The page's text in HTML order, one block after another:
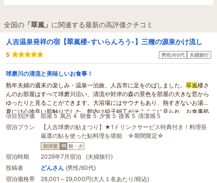
全国の 「翠嵐」 に関連する最新の高評価クチコミ
人吉温泉発祥の宿【翠嵐楼-すいらんろう-】三種の源泉かけ流し
5 男性/60代 夫婦旅行
球磨川の清流と美味しいお食事！
熟年夫婦の週末の楽しみ・温泉一泊旅、人吉市に足をのばしました。 翠嵐楼さ
んのお部屋はすべて球磨川沿い、清流や対岸の森の景色を部屋の大きな窓から
ゆったりと見ることができます。大浴場にはサウナもあり、熱すぎないお湯も
夏には心地良い肌触りでした。館内は組子細工がそこここに見られ、お食事処
も和風装飾で仕切られていました。夕食の鮎のお造りは絶品！その骨を揚げた
骨せんべいも美味しかったです。ぷっくりした鮎の塩焼きも堪能、前菜から鯛
出汁のトウモロコシご飯まですべて良いお味でした。さらに人吉・球磨の色々
な焼酎を丸く綺麗な温泉水の氷でいただき気分ウキウキでした。朝ごはんのお
かずも、鰹節たっぷりの卵かけご飯も皆美味しかったです！サービスの皆さん
もにこやかに丁寧に説明してくださり、とても感じ良く、くまモンの鮎キーホ
ルダーまでいただき、是非またうかがいたいと思いました。
項目別評価 部屋 5 風呂 4 朝食 5 夕食 5 接客 5 清潔感 5
宿泊プラン
【人吉球磨の鮎まつり】★1ドリンクサービス特典付き！料理長
厳選の鮎を使った鮎料理を堪能 ☆期間限定☆
和洋室 朝・夕
宿泊時期
2026年7月宿泊 (夫婦旅行)
投稿者
どんさん (男性/60代)
宿泊価格帯
28,001～29,000円(大人１名あたり/税込)